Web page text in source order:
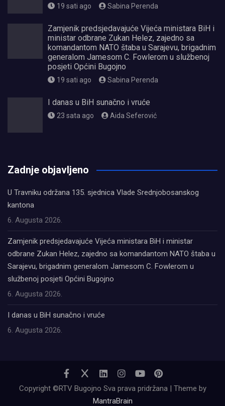
19 sati ago Sabina Perenda
Zamjenik predsjedavajuće Vijeća ministara BiH i
ministar odbrane Zukan Helez, zajedno sa
komandantom NATO štaba u Sarajevu, brigadnim
generalom Jamesom C. Fowlerom u službenoj
posjeti Općini Bugojno
19 sati ago Sabina Perenda
I danas u BiH sunačno i vruće
23 sata ago Aida Seferović
Zadnje objavljeno
U Travniku održana 135. sjednica Vlade Srednjobosanskog
kantona
6. Augusta 2026.
Zamjenik predsjedavajuće Vijeća ministara BiH i ministar
odbrane Zukan Helez, zajedno sa komandantom NATO štaba u
Sarajevu, brigadnim generalom Jamesom C. Fowlerom u
službenoj posjeti Općini Bugojno
6. Augusta 2026.
I danas u BiH sunačno i vruće
6. Augusta 2026.
Copyright ©RTV Bugojno Sva prava pridržana | Theme by
MantraBrain